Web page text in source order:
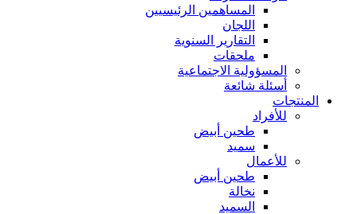
المساهمين الرئيسيين
اللجان
التقارير السنوية
ملحقات
المسؤولية الاجتماعية
أسئلة شائعة
المنتجات
للأفراد
طحين أبيض
سميد
للأعمال
طحين أبيض
نخالة
السميد